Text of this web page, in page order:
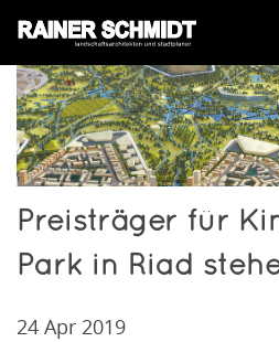
Preisträger für
Park in Riad
24 Apr 2019